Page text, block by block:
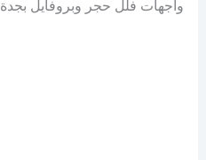
واجهات فلل حجر وبروفايل بجدة